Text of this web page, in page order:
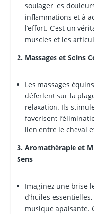
soulager les
inflammations et à
l’effort. C’est un
muscles et les
2. Massages et Soins
Les massages
déferlent sur la
relaxation. Ils
favorisent
lien entre le cheval
3. Aromathérapie et
Sens
Imaginez une brise
d’huiles
musique apaisante.